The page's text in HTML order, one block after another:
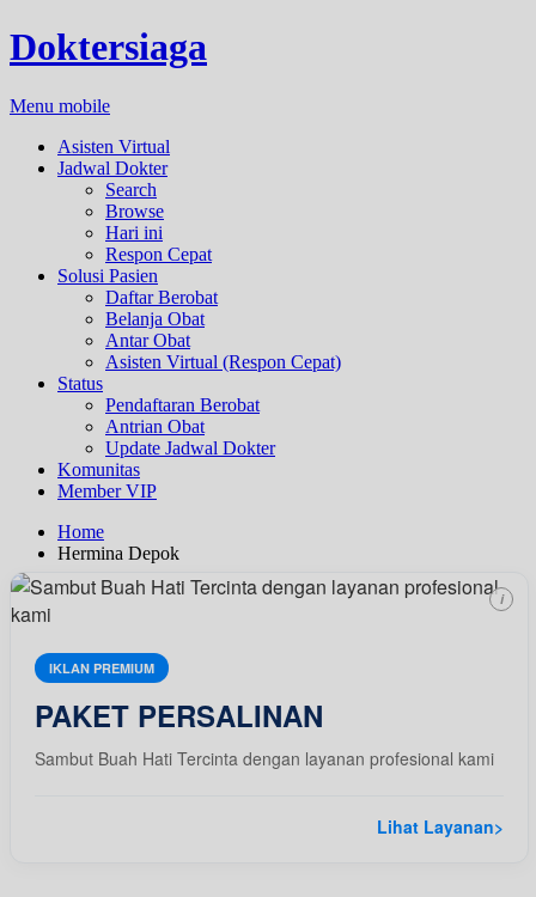
Doktersiaga
Menu mobile
Asisten Virtual
Jadwal Dokter
Search
Browse
Hari ini
Respon Cepat
Solusi Pasien
Daftar Berobat
Belanja Obat
Antar Obat
Asisten Virtual (Respon Cepat)
Status
Pendaftaran Berobat
Antrian Obat
Update Jadwal Dokter
Komunitas
Member VIP
Home
Hermina Depok
IKLAN PREMIUM
PAKET PERSALINAN
Sambut Buah Hati Tercinta dengan layanan profesional kami
Lihat Layanan>
i